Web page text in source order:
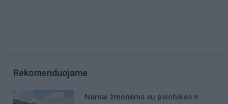
Rekomenduojame
Namai žmonėms su psichikos ir